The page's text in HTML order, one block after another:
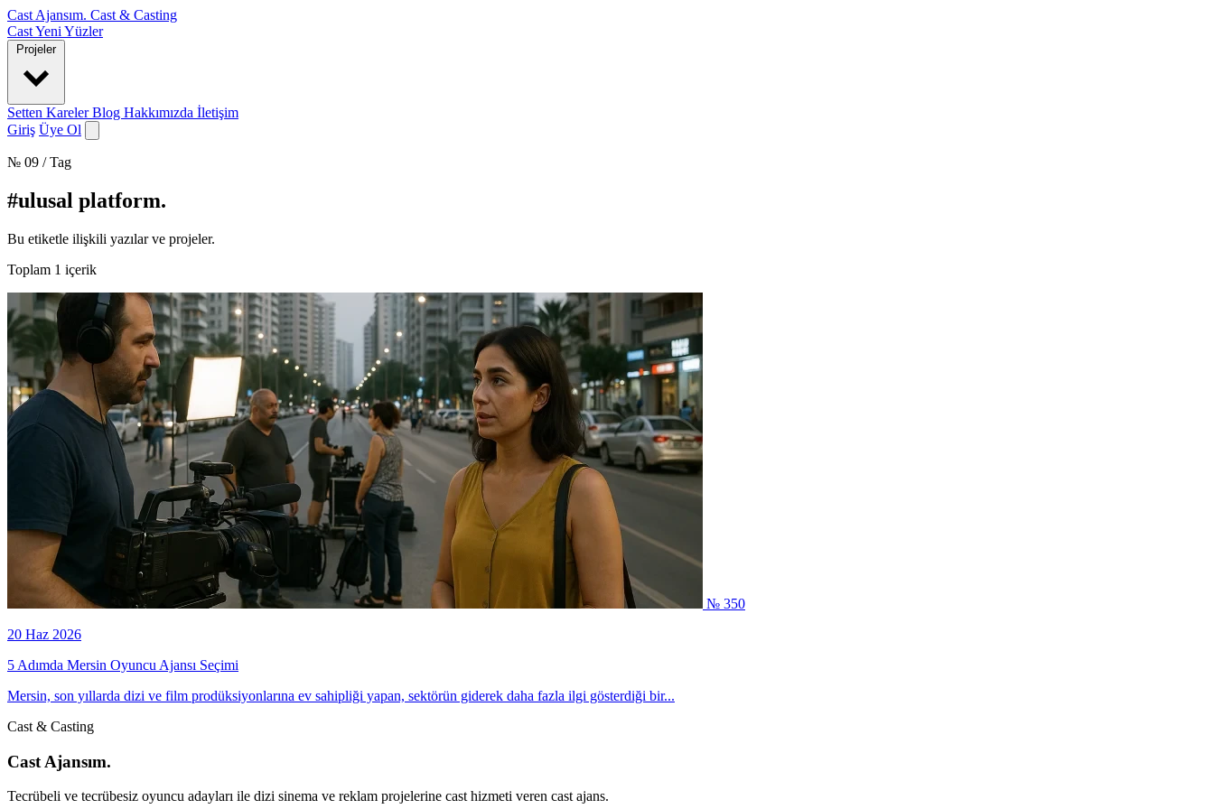
Cast Ajansım. Cast & Casting
CastYeni Yüzler
Projeler
Setten KarelerBlog Hakkımızda İletişim
Giriş Üye Ol
№ 09 / Tag
#ulusal platform.
Bu etiketle ilişkili yazılar ve projeler.
Toplam 1 içerik
№ 350
20 Haz 2026
5 Adımda Mersin Oyuncu Ajansı Seçimi
Mersin, son yıllarda dizi ve film prodüksiyonlarına ev sahipliği yapan, sektörün giderek daha fazla ilgi gösterdiği bir...
Cast & Casting
Cast Ajansım.
Tecrübeli ve tecrübesiz oyuncu adayları ile dizi sinema ve reklam projelerine cast hizmeti veren cast ajans.